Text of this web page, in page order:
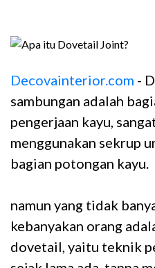
Decovainterior.com -
sambungan adalah
pengerjaan kayu,
menggunakan sekrup
bagian potongan kayu.
namun yang tidak
kebanyakan orang
dovetail, yaitu teknik